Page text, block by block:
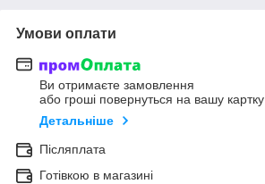
Умови оплати
Ви отримаєте замовлення
або гроші повернуться на вашу картку
Детальніше
Післяплата
Готівкою в магазині